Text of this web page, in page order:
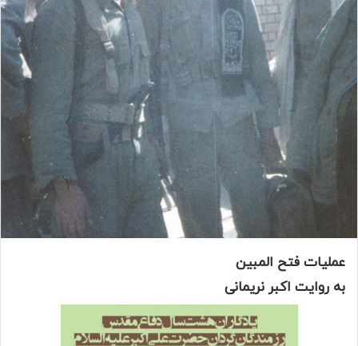
عملیات فتح المبین
به روایت اکبر نریمانی